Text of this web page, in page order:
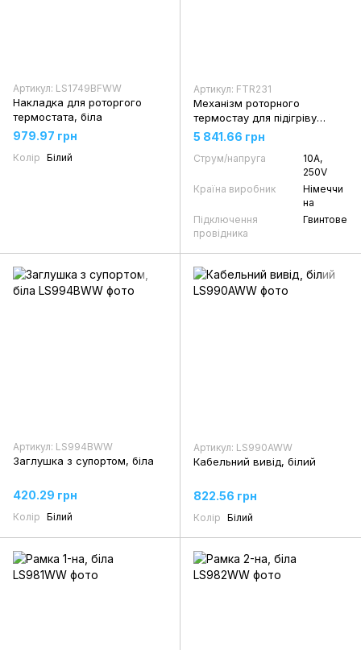
Артикул: LS1749BFWW
Накладка для роторгого
термостата, біла
979.97 грн
Колір Білий
Артикул: FTR231
Механізм роторного
термостау для підігріву
теплої підлоги
5 841.66 грн
Струм/напруга
10А,
250V
Країна виробник
Німеччи
на
Підключення
провідника
Гвинтове
Артикул: LS994BWW
Заглушка з супортом, біла
420.29 грн
Колір Білий
Артикул: LS990AWW
Кабельний вивід, білий
822.56 грн
Колір Білий